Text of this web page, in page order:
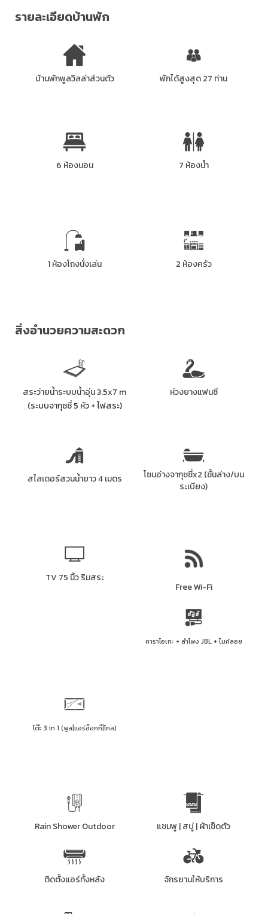
รายละเอียดบ้านพัก
บ้านพักพูลวิลล่าส่วนตัว พักได้สูงสุด 27 ท่าน
6 ห้องนอน 7 ห้องน้ำ
1 ห้องโถงนั่งเล่น 2 ห้องครัว
สิ่งอำนวยความสะดวก
สระว่ายน้ำระบบน้ำอุ่น 3.5x7 m
(ระบบจากุซซี่ 5 หัว + ไฟสระ)
ห่วงยางแฟนซี
สไลเดอร์สวนน้ำยาว 4 เมตร
โซนอ่างจากุซซี่x2 (ชั้นล่าง/บน
ระเบียง)
TV 75 นิ้ว ริมสระ
Free Wi-Fi
คาราโอเกะ + ลำโพง JBL + ไมค์ลอย
โต๊ะ 3 in 1 (พูล|แอร์ฮ็อกกี้|โกล)
Rain Shower Outdoor แชมพู | สบู่ | ผ้าเช็ดตัว
ติดตั้งแอร์ทั้งหลัง จักรยานให้บริการ